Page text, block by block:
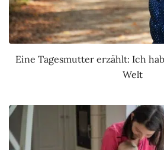
Eine Tagesmutter erzählt: Ich
Welt